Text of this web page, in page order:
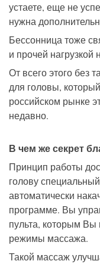
устаете, еще не
нужна
Бессонница тоже
и прочей нагрузкой
От всего этого без
для головы,
российском рынке
недавно.
В чем же секрет
Принцип работы
голову
автоматически
программе. Вы
пульта, которым Вы
режимы массажа.
Такой массаж